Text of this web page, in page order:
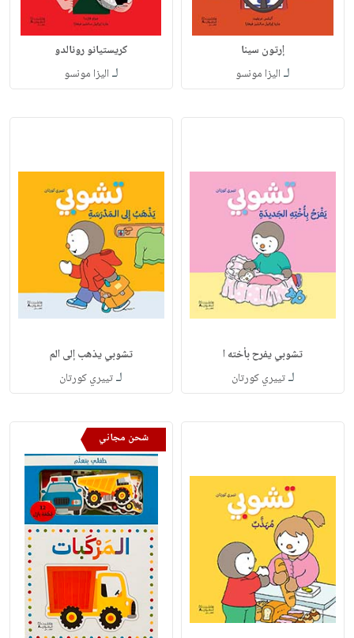
إرتون سينا
لـ اليزا مونسو
كريستيانو رونالدو
لـ اليزا مونسو
تشوبي يفرح بأخته ا
لـتييري كورتان
تشوبي يذهب إلى الم
لـتييري كورتان
شحن مجاني